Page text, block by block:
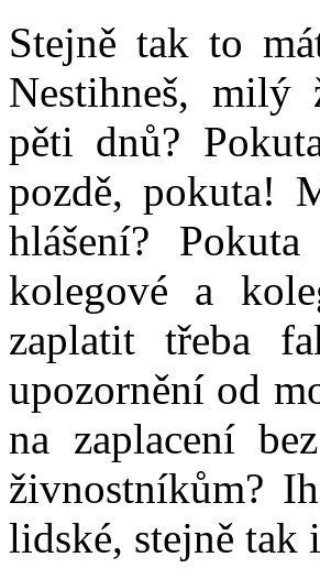
Stejně tak to
Nestihneš, milý
pěti dnů?
pozdě, pokuta!
hlášení?
kolegové a
zaplatit třeba
upozornění od
na zaplacení
živnostníkům?
lidské, stejně tak